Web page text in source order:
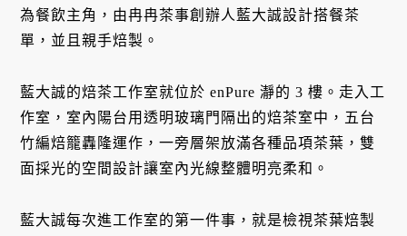
為餐飲主角，由冉冉茶事創辦人藍大誠設計搭餐茶
單，並且親手焙製。
藍大誠的焙茶工作室就位於 enPure 瀞的 3 樓。走入工
作室，室內陽台用透明玻璃門隔出的焙茶室中，五台
竹編焙籠轟隆運作，一旁層架放滿各種品項茶葉，雙
面採光的空間設計讓室內光線整體明亮柔和。
藍大誠每次進工作室的第一件事，就是檢視茶葉焙製